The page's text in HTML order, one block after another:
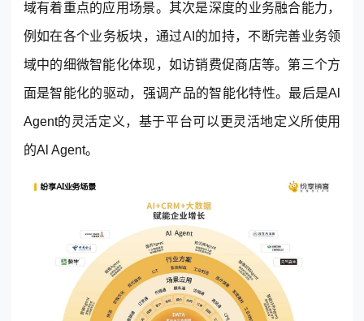
域有着重点的应用场景。其次是深度的业务融合能力，
例如在各个业务板块，通过AI的加持，不断完善业务领
域中的细微智能化体现，如访销费促商店等。第三个方
面是智能化的驱动，强调产品的智能化特性。最后是Al
Agent的灵活定义，基于平台可以更灵活地定义所使用
的Al Agent。